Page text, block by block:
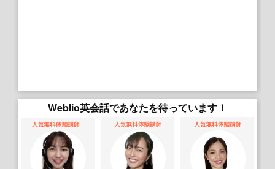
Weblio英会話であなたを待っています！